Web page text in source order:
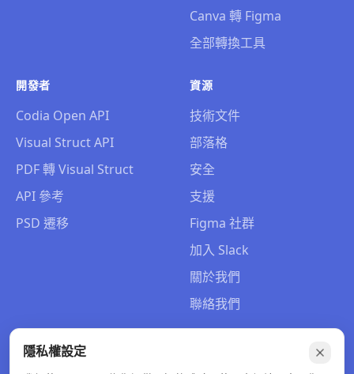
Canva 轉 Figma
全部轉換工具
開發者
Codia Open API
Visual Struct API
PDF 轉 Visual Struct
API 參考
PSD 遷移
資源
技術文件
部落格
安全
支援
Figma 社群
加入 Slack
關於我們
聯絡我們
隱私權設定